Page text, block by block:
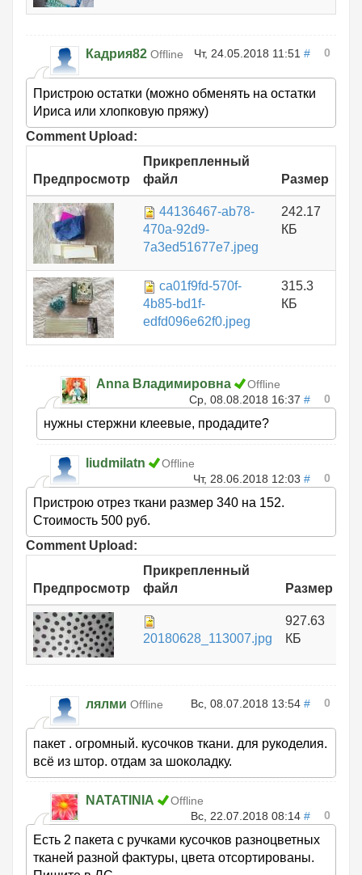
Кадрия82 Offline Чт, 24.05.2018 11:51 # 0
Пристрою остатки (можно обменять на остатки
Ириса или хлопковую пряжу)
Comment Upload:
Предпросмотр
Прикрепленный
файл
Размер
44136467-ab78-
470a-92d9-
7a3ed51677e7.jpeg
242.17
КБ
ca01f9fd-570f-
4b85-bd1f-
edfd096e62f0.jpeg
315.3
КБ
Anna Владимировна
Offline
Ср, 08.08.2018 16:37 # 0
нужны стержни клеевые, продадите?
liudmilatn
Offline
Чт, 28.06.2018 12:03 # 0
Пристрою отрез ткани размер 340 на 152.
Стоимость 500 руб.
Comment Upload:
Предпросмотр
Прикрепленный
файл
Размер
20180628_113007.jpg
927.63
КБ
лялми Offline Вс, 08.07.2018 13:54 # 0
пакет . огромный. кусочков ткани. для рукоделия.
всё из штор. отдам за шоколадку.
NATATINIA
Offline
Вс, 22.07.2018 08:14 # 0
Есть 2 пакета с ручками кусочков разноцветных
тканей разной фактуры, цвета отсортированы.